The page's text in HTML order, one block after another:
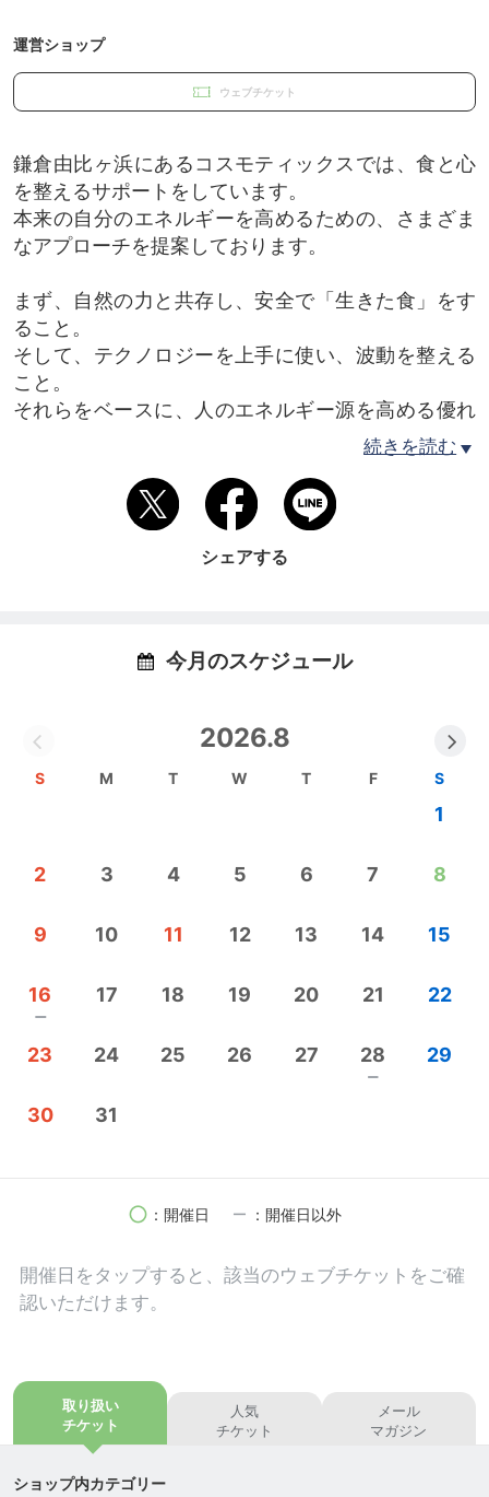
運営ショップ
ウェブチケット
鎌倉由比ヶ浜にあるコスモティックスでは、食と心
を整えるサポートをしています。
本来の自分のエネルギーを高めるための、さまざま
なアプローチを提案しております。
まず、自然の力と共存し、安全で「生きた食」をす
ること。
そして、テクノロジーを上手に使い、波動を整える
こと。
それらをベースに、人のエネルギー源を高める優れ
続きを読む
シェアする
今月のスケジュール
2026.8
S M T W T F S
1
2 3 4 5 6 7 8
9 10 11 12 13 14 15
16
remove
17 18 19 20 21 22
23 24 25 26 27 28
remove
29
30 31
circle ：開催日 remove ：開催日以外
開催日を タップすると、該当のウェブチケットをご確
認いただけます。
取り扱い
チケット
人気
チケット
メール
マガジン
ショップ内カテゴリー